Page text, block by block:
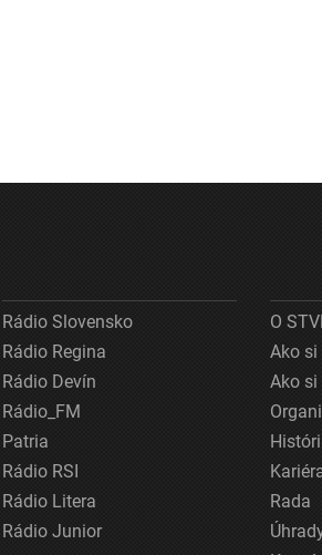
Rádio Slovensko
Rádio Regina
Rádio Devín
Rádio_FM
Patria
Rádio RSI
Rádio Litera
Rádio Junior
O
Ako
Ako
Rada